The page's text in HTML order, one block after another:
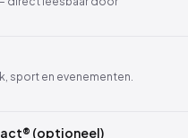
sport en evenementen.
(optioneel)